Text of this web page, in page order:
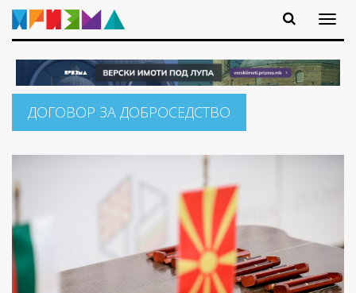
ДОГОВОР ЗА ДОБРОСЕДСТВО